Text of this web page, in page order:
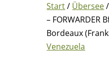
Start/ Übersee
– FORWARDER
Bordeaux
Venezuela